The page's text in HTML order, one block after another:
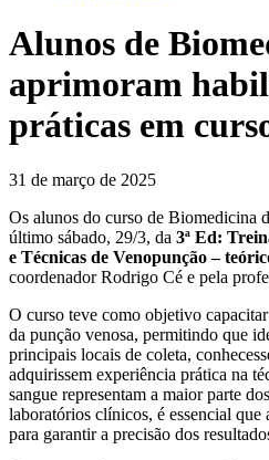
Alunos de
aprimoram
práticas em
31 de março de 2025
Os alunos do curso de Biomedicina
último sábado, 29/3, da 3ª Ed:
e Técnicas de Venopunção –
coordenador Rodrigo Cé e pela
O curso teve como objetivo
da punção venosa, permitindo que
principais locais de coleta,
adquirissem experiência prática na
sangue representam a maior parte
laboratórios clínicos, é essencial que
para garantir a precisão dos